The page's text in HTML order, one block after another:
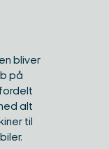
bliver
på
alt
til